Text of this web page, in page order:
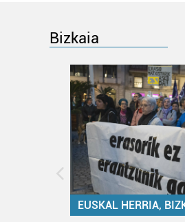
Bizkaia
EUSKAL HERRIA,